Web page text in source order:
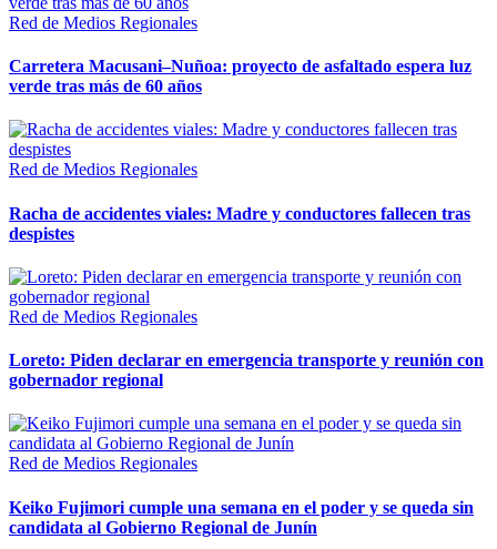
Red de Medios Regionales
Carretera Macusani–Nuñoa: proyecto de asfaltado espera luz
verde tras más de 60 años
Red de Medios Regionales
Racha de accidentes viales: Madre y conductores fallecen tras
despistes
Red de Medios Regionales
Loreto: Piden declarar en emergencia transporte y reunión con
gobernador regional
Red de Medios Regionales
Keiko Fujimori cumple una semana en el poder y se queda sin
candidata al Gobierno Regional de Junín